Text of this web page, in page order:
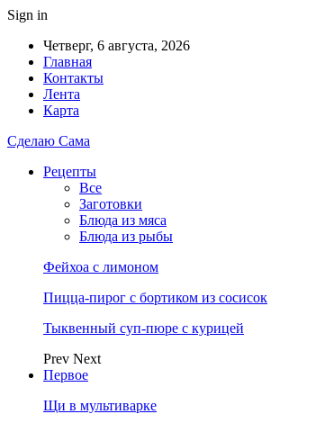
Sign in
Четверг, 6 августа, 2026
Главная
Контакты
Лента
Карта
Сделаю Сама
Рецепты
Все
Заготовки
Блюда из мяса
Блюда из рыбы
Фейхоа с лимоном
Пицца-пирог с бортиком из сосисок
Тыквенный суп-пюре с курицей
Prev Next
Первое
Щи в мультиварке